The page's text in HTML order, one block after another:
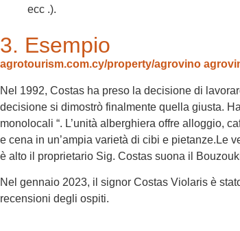
ecc .).
3. Esempio
agrotourism.com.cy/property/agrovino
Nel 1992, Costas ha preso la decisione di
decisione si dimostrò finalmente quella giusta.
monolocali “. L’unità alberghiera offre alloggio,
e cena in un’ampia varietà di cibi e pietanze.Le
è alto il proprietario Sig. Costas suona il
Nel gennaio 2023, il signor Costas Violaris è
recensioni degli ospiti.